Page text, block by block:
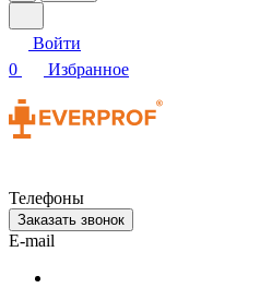
Войти
0
Избранное
Телефоны
Заказать звонок
E-mail